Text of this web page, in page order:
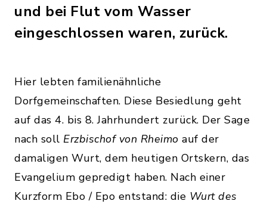
und bei Flut vom Wasser
eingeschlossen waren, zurück.
Hier lebten familienähnliche
Dorfgemeinschaften. Diese Besiedlung geht
auf das 4. bis 8. Jahrhundert zurück. Der Sage
nach soll Erzbischof von Rheimo auf der
damaligen Wurt, dem heutigen Ortskern, das
Evangelium gepredigt haben. Nach einer
Kurzform Ebo / Epo entstand: die Wurt des